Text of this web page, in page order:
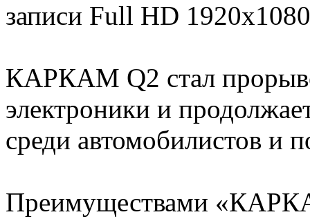
записи Full HD
КАРКАМ Q2 стал
электроники и
среди автомобилистов и
Преимуществами